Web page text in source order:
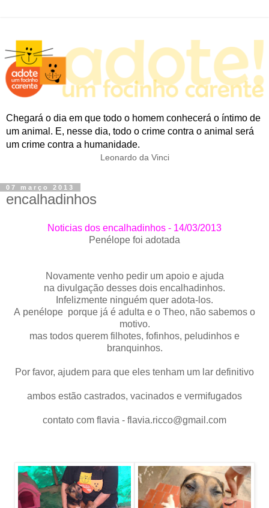
Chegará o dia em que todo o homem conhecerá o íntimo de
um animal. E, nesse dia, todo o crime contra o animal será
um crime contra a humanidade.
Leonardo da Vinci
07 março 2013
encalhadinhos
Noticias dos encalhadinhos - 14/03/2013
Penélope foi adotada
Novamente venho pedir um apoio e ajuda
na divulgação desses dois encalhadinhos.
Infelizmente ninguém quer adota-los.
A penélope porque já é adulta e o Theo, não sabemos o
motivo.
mas todos querem filhotes, fofinhos, peludinhos e
branquinhos.
Por favor, ajudem para que eles tenham um lar definitivo
ambos estão castrados, vacinados e vermifugados
contato com flavia - flavia.ricco@gmail.com